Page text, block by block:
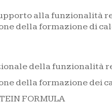
alla funzionalità
della formazione di
della funzionalità
della formazione dei
FORMULA